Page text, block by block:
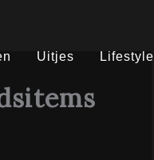
Uitjes Lifestyle